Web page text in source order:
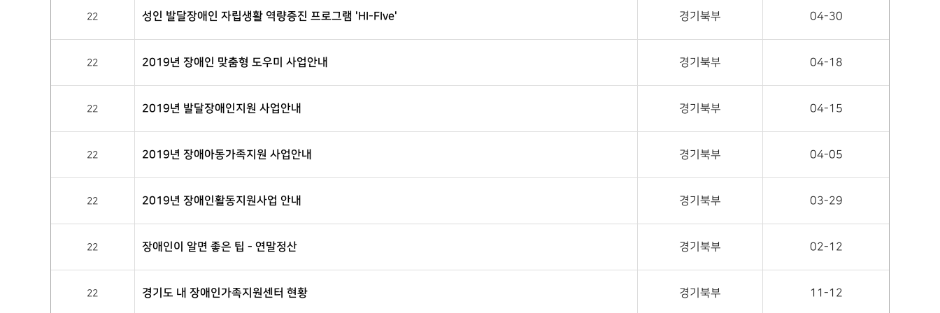
22 성인 발달장애인 자립생활 역량증진 프로그램 'HI-FIve' 경기북부 04-30
22 2019년 장애인 맞춤형 도우미 사업안내 경기북부 04-18
22 2019년 발달장애인지원 사업안내 경기북부 04-15
22 2019년 장애아동가족지원 사업안내 경기북부 04-05
22 2019년 장애인활동지원사업 안내 경기북부 03-29
22 장애인이 알면 좋은 팁 - 연말정산 경기북부 02-12
22 경기도 내 장애인가족지원센터 현황 경기북부 11-12